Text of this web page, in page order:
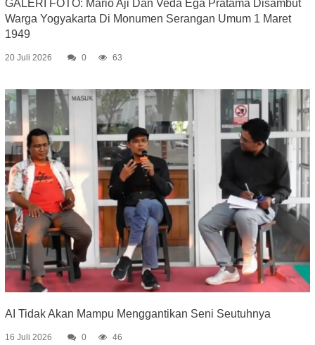
GALERI FOTO: Mario Aji Dan Veda Ega Pratama Disambut
Warga Yogyakarta Di Monumen Serangan Umum 1 Maret
1949
20 Juli 2026 0 63
AI Tidak Akan Mampu Menggantikan Seni Seutuhnya
16 Juli 2026 0 46